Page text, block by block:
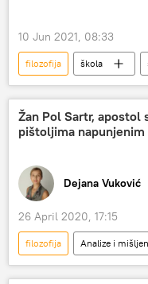
10 Jun 2021, 08:33
filozofija škola
Društvo
Žan Pol Sartr, apostol
pištoljima
Dejana Vuković
26 April 2020, 17:15
filozofija
Analize i
Komentari i Analitika